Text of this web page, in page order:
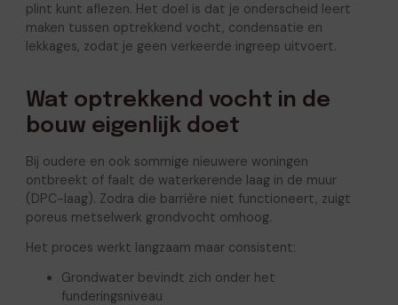
plint kunt aflezen. Het doel is dat je onderscheid leert
maken tussen optrekkend vocht, condensatie en
lekkages, zodat je geen verkeerde ingreep uitvoert.
Wat optrekkend vocht in de
bouw eigenlijk doet
Bij oudere en ook sommige nieuwere woningen
ontbreekt of faalt de waterkerende laag in de muur
(DPC-laag). Zodra die barrière niet functioneert, zuigt
poreus metselwerk grondvocht omhoog.
Het proces werkt langzaam maar consistent:
Grondwater bevindt zich onder het
funderingsniveau